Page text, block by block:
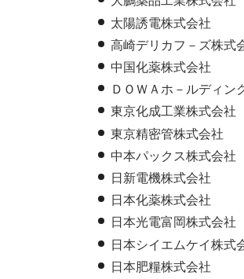
太陽誘電株式会社
高崎デリカフ－ズ株式
中国化薬株式会社
ＤＯＷＡホ－ルディン
東京化成工業株式会社
東京精密管株式会社
中本パックス株式会社
日新電機株式会社
日本化薬株式会社
日本光電富岡株式会社
日本シイエムケイ株式
日本肥糧株式会社